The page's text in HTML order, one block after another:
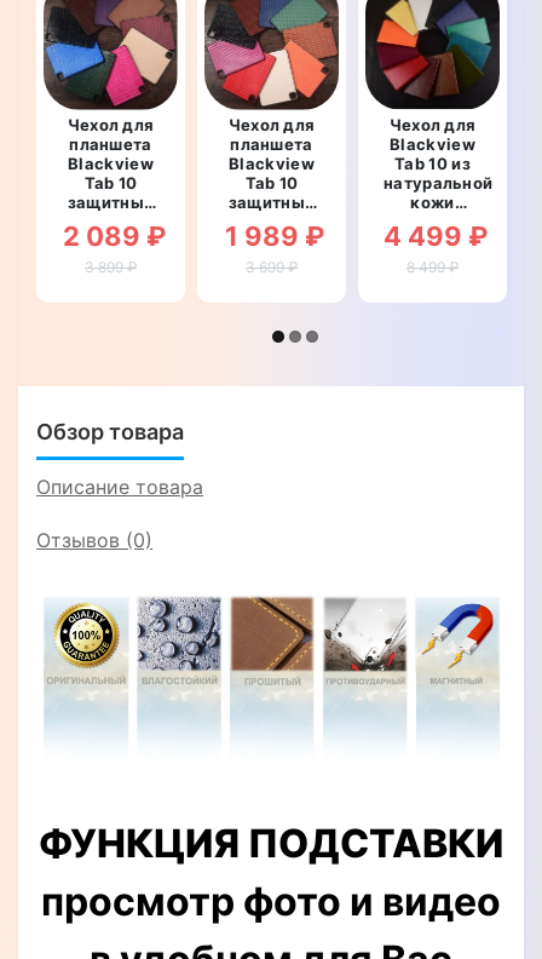
Чехол для
планшета
Blackview
Tab 10
защитный
противоударный
со
вставкой
натуральной
2 089 ₽
3 899 ₽
Чехол для
планшета
Blackview
Tab 10
защитный
противоударный
со
вставкой
натуральной
"LEATHERWEAVE"
1 989 ₽
3 699 ₽
Чехол для
Blackview
Tab 10 из
натуральной
кожи
противоударный
влагостойкий
книжка с
"EQUINOX"
4 499 ₽
8 499 ₽
Обзор товара
Описание товара
Отзывов (0)
ФУНКЦИЯ ПОДСТАВКИ
просмотр фото и видео